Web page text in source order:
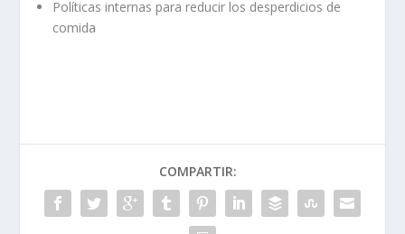
Políticas internas para reducir los desperdicios de
comida
COMPARTIR: